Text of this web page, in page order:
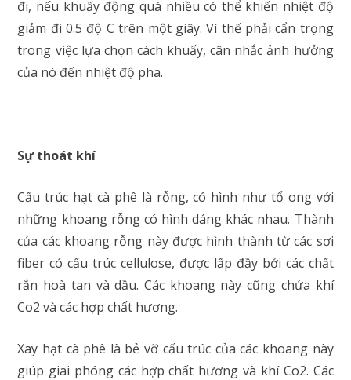
đi, nếu khuấy động quá nhiều có thể khiến nhiệt độ
giảm đi 0.5 độ C trên một giây. Vì thế phải cẩn trọng
trong việc lựa chọn cách khuấy, cân nhắc ảnh hưởng
của nó đến nhiệt độ pha.
Sự thoát khí
Cấu trúc hạt cà phê là rỗng, có hình như tổ ong với
những khoang rỗng có hình dáng khác nhau. Thành
của các khoang rỗng này được hình thành từ các sơi
fiber có cấu trúc cellulose, được lấp đầy bởi các chất
rắn hoà tan và dầu. Các khoang này cũng chứa khí
Co2 và các hợp chất hương.
Xay hạt cà phê là bẻ vỡ cấu trúc của các khoang này
giúp giai phóng các hợp chất hương và khí Co2. Các